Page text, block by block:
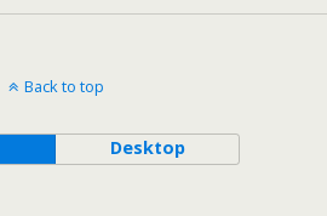
Back to top
Desktop